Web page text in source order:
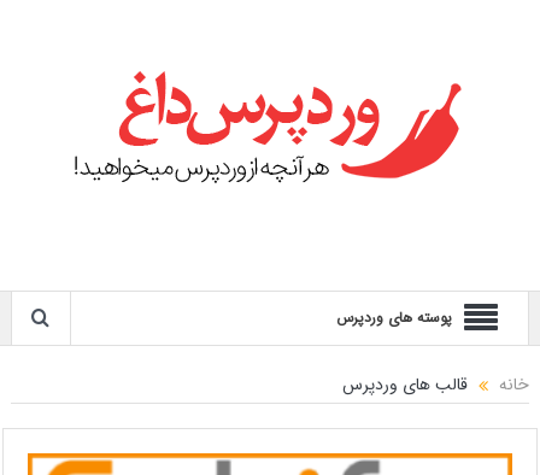
پوسته های وردپرس
خانه قالب های وردپرس